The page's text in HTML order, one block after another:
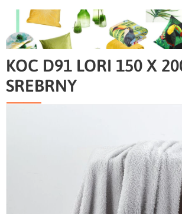
KOC D91 LORI 150 X
SREBRNY